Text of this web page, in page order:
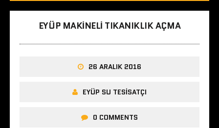
EYÜP MAKINELI TIKANIKLIK AÇMA
26 ARALIK 2016
EYÜP SU TESISATÇI
0 COMMENTS